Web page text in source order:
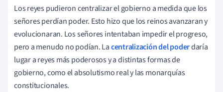
Los reyes pudieron centralizar el gobierno a medida que los
señores perdían poder. Esto hizo que los reinos avanzaran y
evolucionaran. Los señores intentaban impedir el progreso,
pero a menudo no podían. Lacentralización del poderdaría
lugar a reyes más poderosos y a distintas formas de
gobierno, como el absolutismo real y las monarquías
constitucionales.